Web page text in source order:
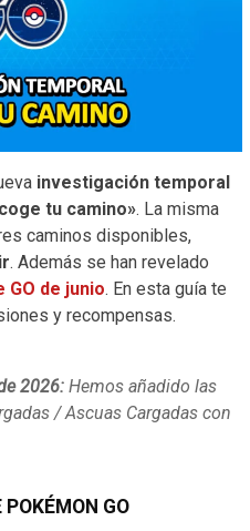
investigación temporal
tu camino». La misma
caminos disponibles,
. Además se han revelado
GO de junio. En esta guía te
y recompensas.
2026: Hemos añadido las
/ Ascuas Cargadas con
GO